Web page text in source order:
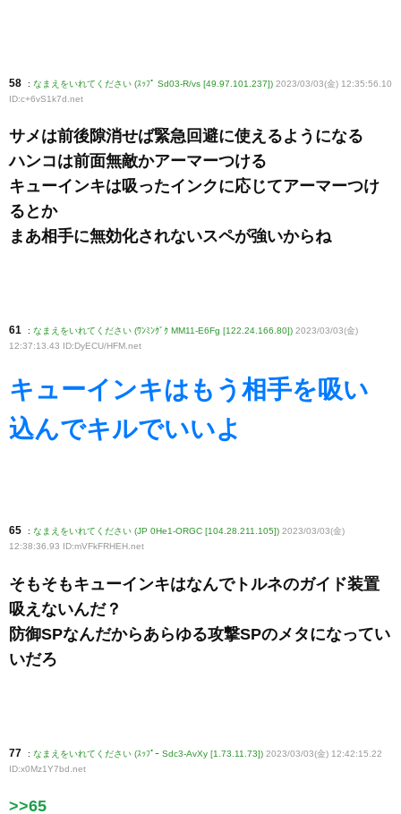
58 : なまえをいれてください (ｽｯﾌﾟ Sd03-R/vs [49.97.101.237]) 2023/03/03(金) 12:35:56.10
ID:c+6vS1k7d .net
サメは前後隙消せば緊急回避に使えるようになる
ハンコは前面無敵かアーマーつける
キューインキは吸ったインクに応じてアーマーつけ
るとか
まあ相手に無効化されないスペが強いからね
61 : なまえをいれてください (ﾜﾝﾐﾝｸﾞｸ MM11-E6Fg [122.24.166.80]) 2023/03/03(金)
12:37:13.43 ID:DyECU/HFM.net
キューインキはもう相手を吸い
込んでキルでいいよ
65 : なまえをいれてください (JP 0He1-ORGC [104.28.211.105]) 2023/03/03(金)
12:38:36.93 ID:mVFkFRHEH.net
そもそもキューインキはなんでトルネのガイド装置
吸えないんだ？
防御SPなんだからあらゆる攻撃SPのメタになってい
いだろ
77 : なまえをいれてください (ｽｯﾌﾟｰ Sdc3-AvXy [1.73.11.73]) 2023/03/03(金) 12:42:15.22
ID:x0Mz1Y7bd .net
>>65